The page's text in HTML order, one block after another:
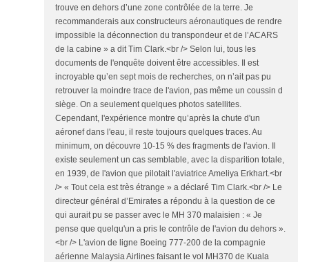
trouve en dehors d’une zone contrôlée de la terre. Je
recommanderais aux constructeurs aéronautiques de rendre
impossible la déconnection du transpondeur et de l’ACARS
de la cabine » a dit Tim Clark.<br /> Selon lui, tous les
documents de l'enquête doivent être accessibles. Il est
incroyable qu’en sept mois de recherches, on n’ait pas pu
retrouver la moindre trace de l'avion, pas même un coussin d
siège. On a seulement quelques photos satellites.
Cependant, l'expérience montre qu’après la chute d'un
aéronef dans l'eau, il reste toujours quelques traces. Au
minimum, on découvre 10-15 % des fragments de l'avion. Il
existe seulement un cas semblable, avec la disparition totale,
en 1939, de l'avion que pilotait l'aviatrice Ameliya Erkhart.<br
/> « Tout cela est très étrange » a déclaré Tim Clark.<br /> Le
directeur général d’Emirates a répondu à la question de ce
qui aurait pu se passer avec le MH 370 malaisien : « Je
pense que quelqu'un a pris le contrôle de l'avion du dehors ».
<br /> L'avion de ligne Boeing 777-200 de la compagnie
aérienne Malaysia Airlines faisant le vol MH370 de Kuala